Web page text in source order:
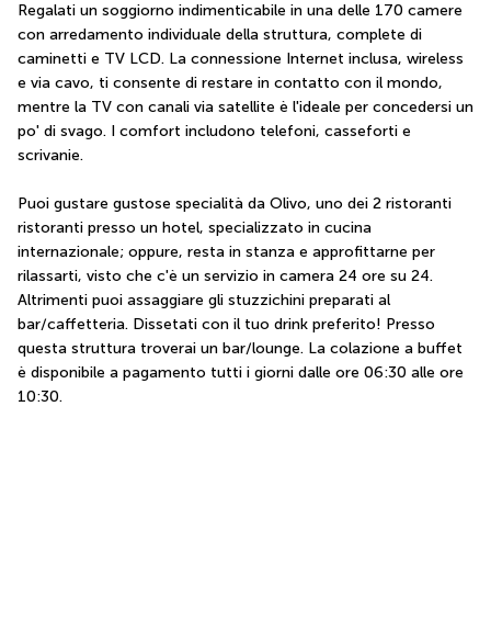
Regalati un soggiorno indimenticabile in una delle 170 camere
con arredamento individuale della struttura, complete di
caminetti e TV LCD. La connessione Internet inclusa, wireless
e via cavo, ti consente di restare in contatto con il mondo,
mentre la TV con canali via satellite è l'ideale per concedersi un
po' di svago. I comfort includono telefoni, casseforti e
scrivanie.
Puoi gustare gustose specialità da Olivo, uno dei 2 ristoranti
ristoranti presso un hotel, specializzato in cucina
internazionale; oppure, resta in stanza e approfittarne per
rilassarti, visto che c'è un servizio in camera 24 ore su 24.
Altrimenti puoi assaggiare gli stuzzichini preparati al
bar/caffetteria. Dissetati con il tuo drink preferito! Presso
questa struttura troverai un bar/lounge. La colazione a buffet
è disponibile a pagamento tutti i giorni dalle ore 06:30 alle ore
10:30.